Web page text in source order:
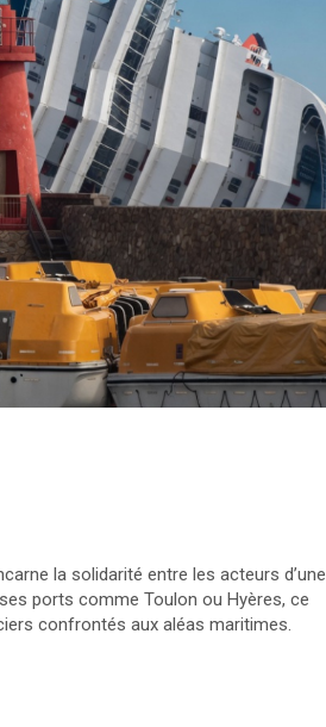
la solidarité entre les acteurs d’une
ports comme Toulon ou Hyères, ce
confrontés aux aléas maritimes.